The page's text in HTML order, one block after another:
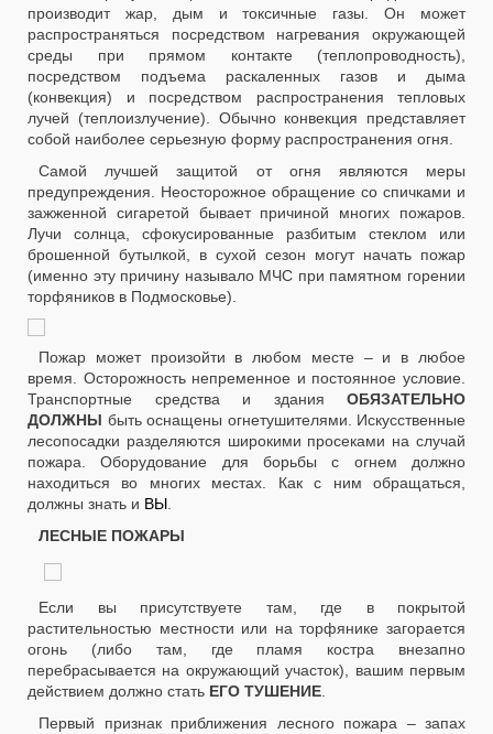
производит жар, дым и токсичные газы. Он может
распространяться посредством нагревания окружающей
среды при прямом контакте (теплопроводность),
посредством подъема раскаленных газов и дыма
(конвекция) и посредством распространения тепловых
лучей (теплоизлучение). Обычно конвекция представляет
собой наиболее серьезную форму распространения огня.
Самой лучшей защитой от огня являются меры
предупреждения. Неосторожное обращение со спичками и
зажженной сигаретой бывает причиной многих пожаров.
Лучи солнца, сфокусированные разбитым стеклом или
брошенной бутылкой, в сухой сезон могут начать пожар
(именно эту причину называло МЧС при памятном горении
торфяников в Подмосковье).
Пожар может произойти в любом месте – и в любое
время. Осторожность непременное и постоянное условие.
Транспортные средства и здания ОБЯЗАТЕЛЬНО
ДОЛЖНЫ быть оснащены огнетушителями. Искусственные
лесопосадки разделяются широкими просеками на случай
пожара. Оборудование для борьбы с огнем должно
находиться во многих местах. Как с ним обращаться,
должны знать и ВЫ
ЛЕСНЫЕ ПОЖАРЫ
Если вы присутствуете там, где в покрытой
растительностью местности или на торфянике загорается
огонь (либо там, где пламя костра внезапно
перебрасывается на окружающий участок), вашим первым
действием должно стать ЕГО ТУШЕНИЕ
Первый признак приближения лесного пожара – запах